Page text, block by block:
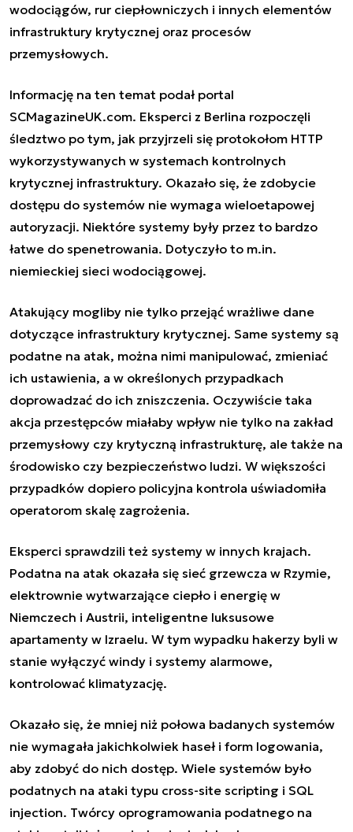
wodociągów, rur ciepłowniczych i innych elementów
infrastruktury krytycznej oraz procesów
przemysłowych.
Informację na ten temat podał portal
SCMagazineUK.com. Eksperci z Berlina rozpoczęli
śledztwo po tym, jak przyjrzeli się protokołom HTTP
wykorzystywanych w systemach kontrolnych
krytycznej infrastruktury. Okazało się, że zdobycie
dostępu do systemów nie wymaga wieloetapowej
autoryzacji. Niektóre systemy były przez to bardzo
łatwe do spenetrowania. Dotyczyło to m.in.
niemieckiej sieci wodociągowej.
Atakujący mogliby nie tylko przejąć wrażliwe dane
dotyczące infrastruktury krytycznej. Same systemy są
podatne na atak, można nimi manipulować, zmieniać
ich ustawienia, a w określonych przypadkach
doprowadzać do ich zniszczenia. Oczywiście taka
akcja przestępców miałaby wpływ nie tylko na zakład
przemysłowy czy krytyczną infrastrukturę, ale także na
środowisko czy bezpieczeństwo ludzi. W większości
przypadków dopiero policyjna kontrola uświadomiła
operatorom skalę zagrożenia.
Eksperci sprawdzili też systemy w innych krajach.
Podatna na atak okazała się sieć grzewcza w Rzymie,
elektrownie wytwarzające ciepło i energię w
Niemczech i Austrii, inteligentne luksusowe
apartamenty w Izraelu. W tym wypadku hakerzy byli w
stanie wyłączyć windy i systemy alarmowe,
kontrolować klimatyzację.
Okazało się, że mniej niż połowa badanych systemów
nie wymagała jakichkolwiek haseł i form logowania,
aby zdobyć do nich dostęp. Wiele systemów było
podatnych na ataki typu cross-site scripting i SQL
injection. Twórcy oprogramowania podatnego na